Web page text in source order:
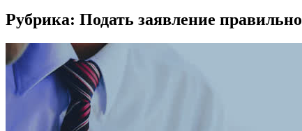
Рубрика: Подать заявление правильно